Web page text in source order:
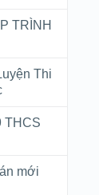
TRÌNH
Thi
THCS
mới